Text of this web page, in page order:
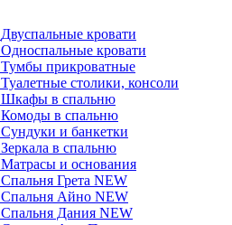
Двуспальные кровати
Односпальные кровати
Тумбы прикроватные
Туалетные столики, консоли
Шкафы в спальню
Комоды в спальню
Сундуки и банкетки
Зеркала в спальню
Матрасы и основания
Спальня Грета NEW
Спальня Айно NEW
Спальня Дания NEW